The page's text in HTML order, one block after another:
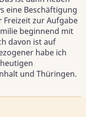
eine Beschäftigung
Freizeit zur Aufgabe
beginnend mit
davon ist auf
habe ich
und Thüringen.